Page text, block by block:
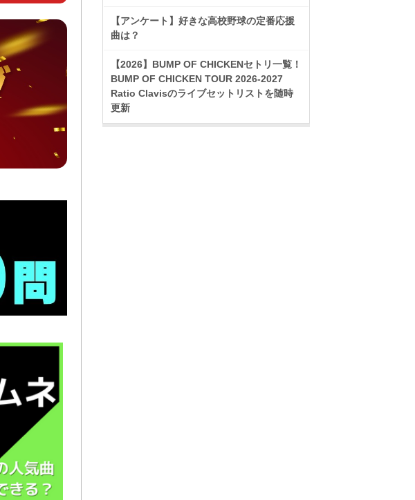
【アンケート】好きな高校野球の定番応援
曲は？
【2026】BUMP OF CHICKENセトリ一覧！
BUMP OF CHICKEN TOUR 2026-2027
Ratio Clavisのライブセットリストを随時
更新